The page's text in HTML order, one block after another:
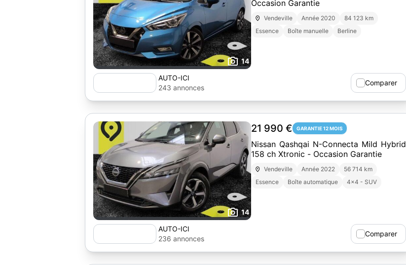
14
Occasion Garantie
Vendeville Année 2020
84 123 km
Essence
Boîte manuelle Berline
AUTO-ICI
243 annonces
Comparer
14
21 990 € GARANTIE 12 MOIS
Nissan Qashqai N-Connecta Mild Hybrid
158 ch Xtronic - Occasion Garantie
Vendeville Année 2022
56 714 km
Essence
Boîte automatique 4x4 - SUV
AUTO-ICI
236 annonces
Comparer